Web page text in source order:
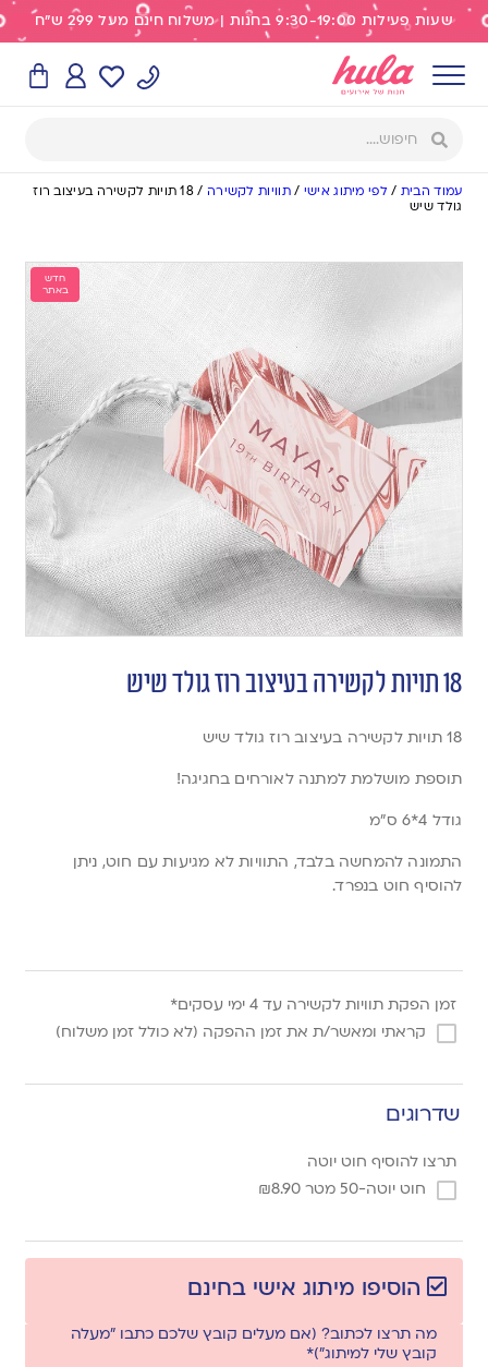
שעות פעילות 9:30-19:00 בחנות | משלוח חינם מעל 299 ש"ח
עמוד הבית / לפי מיתוג אישי /תוויות לקשירה /
18 תויות לקשירה בעיצוב רוז
גולד שיש
חדש
באתר
18 תויות לקשירה בעיצוב רוז גולד שיש
18 תויות לקשירה בעיצוב רוז גולד שיש
תוספת מושלמת למתנה לאורחים בחגיגה!
גודל 4*6 ס”מ
התמונה להמחשה בלבד, התוויות לא מגיעות עם חוט, ניתן
להוסיף חוט בנפרד.
זמן הפקת תוויות לקשירה עד 4 ימי עסקים*
קראתי ומאשר/ת את זמן ההפקה (לא כולל זמן משלוח)
שדרוגים
תרצו להוסיף חוט יוטה
חוט יוטה-50 מטר
₪8.90
הוסיפו מיתוג אישי בחינם
מה תרצו לכתוב? (אם מעלים קובץ שלכם כתבו "מעלה
קובץ שלי למיתוג")*